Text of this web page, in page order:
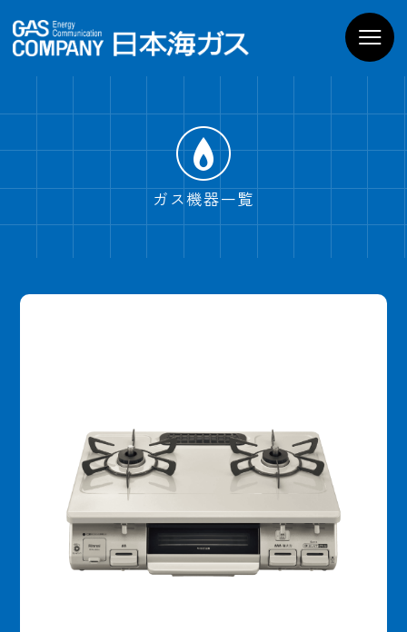
お家のガス機器
商品一覧
導入までの流れ
ショールームPregoを
ガス機器一覧